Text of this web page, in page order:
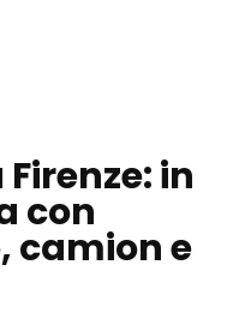
in
con
camion e